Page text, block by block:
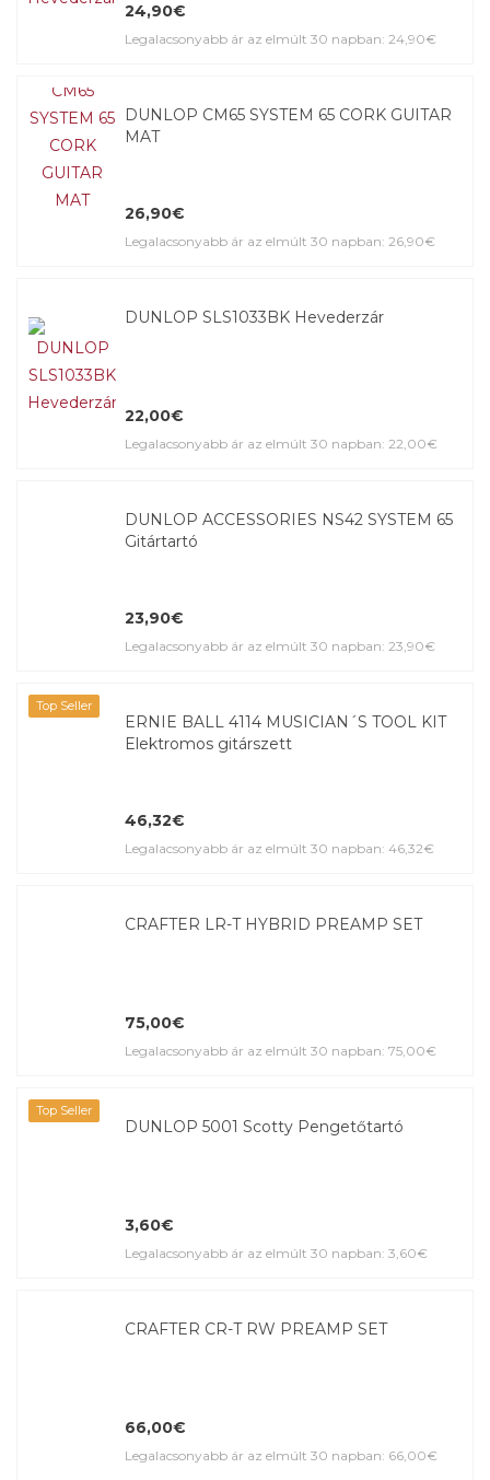
24,90€
Legalacsonyabb ár az elmúlt 30 napban: 24,90€
DUNLOP CM65 SYSTEM 65 CORK GUITAR
MAT
26,90€
Legalacsonyabb ár az elmúlt 30 napban: 26,90€
DUNLOP SLS1033BK Hevederzár
22,00€
Legalacsonyabb ár az elmúlt 30 napban: 22,00€
DUNLOP ACCESSORIES NS42 SYSTEM 65
Gitártartó
23,90€
Legalacsonyabb ár az elmúlt 30 napban: 23,90€
Top Seller
ERNIE BALL 4114 MUSICIAN´S TOOL KIT
Elektromos gitárszett
46,32€
Legalacsonyabb ár az elmúlt 30 napban: 46,32€
CRAFTER LR-T HYBRID PREAMP SET
75,00€
Legalacsonyabb ár az elmúlt 30 napban: 75,00€
Top Seller
DUNLOP 5001 Scotty Pengetőtartó
3,60€
Legalacsonyabb ár az elmúlt 30 napban: 3,60€
CRAFTER CR-T RW PREAMP SET
66,00€
Legalacsonyabb ár az elmúlt 30 napban: 66,00€